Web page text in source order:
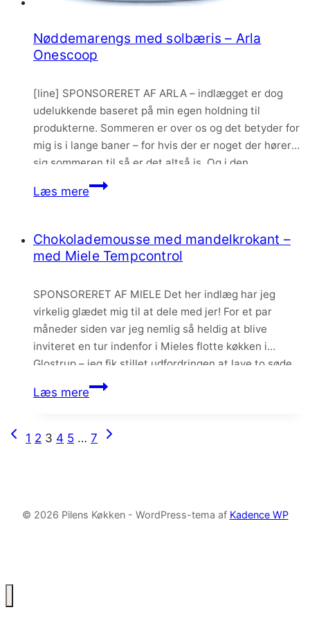
Nøddemarengs med solbæris – Arla
Onescoop
[line] SPONSORERET AF ARLA – indlægget er dog
udelukkende baseret på min egen holdning til
produkterne. Sommeren er over os og det betyder for
mig is i lange baner – for hvis der er noget der hører
sig sommeren til så er det altså is. Og i den
forbindelse har jeg været så heldig at…
Læs mereNøddemarengs
–
Arla
Chokolademousse med mandelkrokant –
med Miele Tempcontrol
SPONSORERET AF MIELE Det her indlæg har jeg
virkelig glædet mig til at dele med jer! For et par
måneder siden var jeg nemlig så heldig at blive
inviteret en tur indenfor i Mieles flotte køkken i
Glostrup – jeg fik stillet udfordringen at lave to søde
opskrifter på deres nye TempControl kogeplade,
hvilket selvfølgelig…
Læs mereChokolademousse
–
Side
Forrige
1 2 3 4 5 … 7
Næste
© 2026 Pilens Køkken - WordPress-tema af Kadence WP